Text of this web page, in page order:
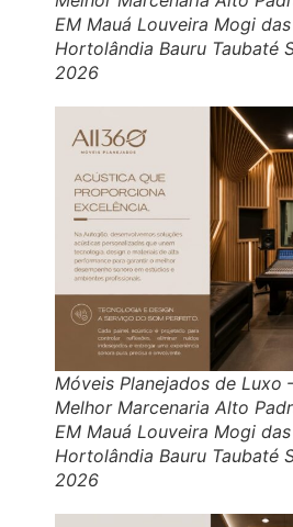
EM Mauá Louveira Mogi
Hortolândia Bauru Taubaté
2026
Móveis Planejados de
Melhor Marcenaria Alto
EM Mauá Louveira Mogi
Hortolândia Bauru Taubaté
2026